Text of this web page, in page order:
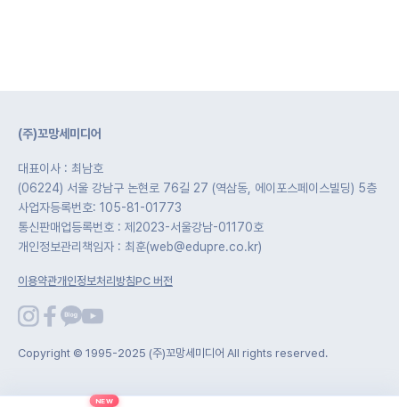
(주)꼬망세미디어
대표이사 : 최남호
(06224) 서울 강남구 논현로 76길 27 (역삼동, 에이포스페이스빌딩) 5층
사업자등록번호: 105-81-01773
통신판매업등록번호 : 제2023-서울강남-01170호
개인정보관리책임자 : 최훈(web@edupre.co.kr)
이용약관개인정보처리방침PC 버전
Copyright © 1995-2025 (주)꼬망세미디어 All rights reserved.
NEW